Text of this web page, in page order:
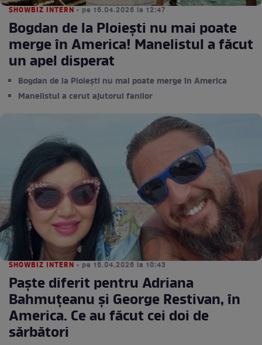
SHOWBIZ INTERN • pe 16.04.2026 la 12:47
Bogdan de la Ploiești nu mai poate
merge în America! Manelistul a făcut
un apel disperat
Bogdan de la Ploiești nu mai poate merge în America
Manelistul a cerut ajutorul fanilor
SHOWBIZ INTERN • pe 16.04.2026 la 10:43
Paște diferit pentru Adriana
Bahmuțeanu și George Restivan, în
America. Ce au făcut cei doi de
sărbători